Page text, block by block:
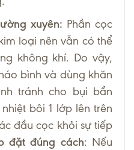
xuyên: Phần cọc
loại nên vẫn có thể
không khí. Do vậy,
bình và dùng khăn
tránh cho bụi bẩn
bôi 1 lớp lên trên
đầu cọc khỏi sự tiếp
đặt đúng cách: Nếu